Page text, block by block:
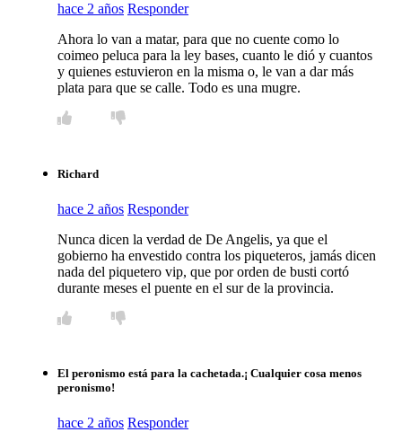
hace 2 años Responder
Ahora lo van a matar, para que no cuente como lo
coimeo peluca para la ley bases, cuanto le dió y cuantos
y quienes estuvieron en la misma o, le van a dar más
plata para que se calle. Todo es una mugre.
Richard
hace 2 años Responder
Nunca dicen la verdad de De Angelis, ya que el
gobierno ha envestido contra los piqueteros, jamás dicen
nada del piquetero vip, que por orden de busti cortó
durante meses el puente en el sur de la provincia.
El peronismo está para la cachetada.¡ Cualquier cosa menos
peronismo!
hace 2 años Responder